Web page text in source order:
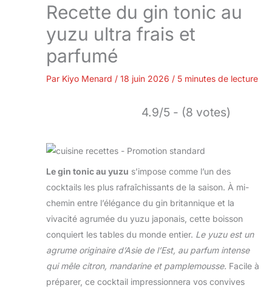
Recette du gin tonic au
yuzu ultra frais et
parfumé
Par Kiyo Menard / 18 juin 2026 / 5 minutes de lecture
4.9/5 - (8 votes)
Le gin tonic au yuzu s’impose comme l’un des
cocktails les plus rafraîchissants de la saison. À mi-
chemin entre l’élégance du gin britannique et la
vivacité agrumée du yuzu japonais, cette boisson
conquiert les tables du monde entier. Le yuzu est un
agrume originaire d’Asie de l’Est, au parfum intense
qui mêle citron, mandarine et pamplemousse. Facile à
préparer, ce cocktail impressionnera vos convives